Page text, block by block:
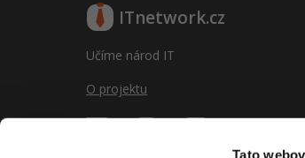
Tato
ITnetwork.cz
Učíme národ IT
O projektu